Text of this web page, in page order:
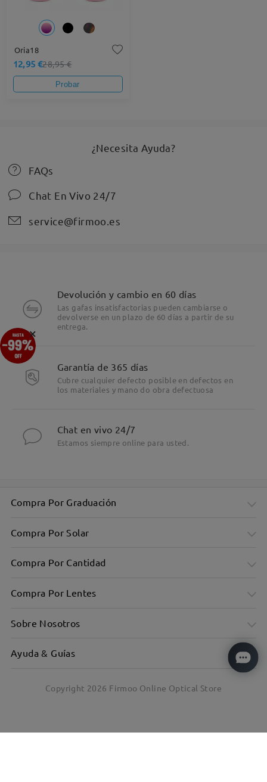
Oria18
12,95 €28,95 €
Probar
¿Necesita Ayuda?
FAQs
Chat En Vivo 24/7
service@firmoo.es
Devolución y cambio en 60 días
Las gafas insatisfactorias pueden cambiarse o
devolverse en un plazo de 60 días a partir de su
entrega.
Garantía de 365 días
Cubre cualquier defecto posible en defectos en
los materiales y mano do obra defectuosa
Chat en vivo 24/7
Estamos siempre online para usted.
Compra Por Graduación
Compra Por Solar
Compra Por Cantidad
Compra Por Lentes
Sobre Nosotros
Ayuda & Guías
Copyright 2026 Firmoo Online Optical Store
×